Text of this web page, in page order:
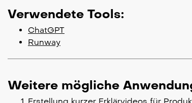
Verwendete Tools:
ChatGPT
Runway
Weitere mögliche
Erstellung kurzer Erklärvideos für